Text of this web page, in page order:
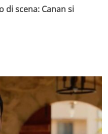
di scena: Canan si